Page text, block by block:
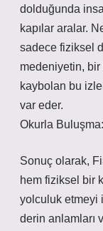
dolduğunda
kapılar aralar.
sadece fiziksel
medeniyetin,
kaybolan bu
var eder.
Okurla
Sonuç olarak,
hem fiziksel bir
yolculuk etmeyi
derin anlamları